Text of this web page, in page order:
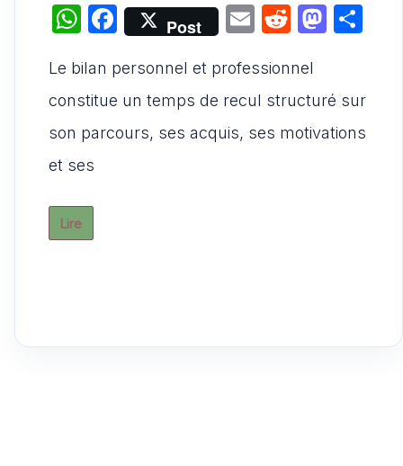
W
at
s
A
p
F
a
c
e
b
Post
E
ai
l
R
d
di
t
M
o
d
g
er
Le bilan personnel et professionnel
constitue un temps de recul structuré sur
son parcours, ses acquis, ses motivations
et ses
Lire